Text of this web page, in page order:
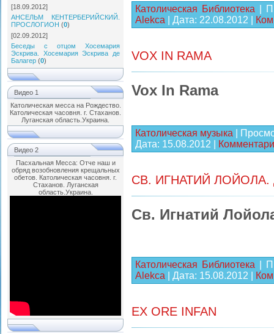
[18.09.2012]
АНСЕЛЬМ КЕНТЕРБЕРИЙСКИЙ.
ПРОСЛОГИОН (0)
[02.09.2012]
Беседы с отцом Хосемария
Эскрива. Хосемария Эскрива де
Балагер (0)
Видео 1
Католическая месса на Рождество.
Католическая часовня. г. Стаханов.
Луганская область.Украина.
Видео 2
Пасхальная Месса: Отче наш и
обряд возобновления крещальных
обетов. Католическая часовня. г.
Стаханов. Луганская
область.Украина.
Католическая Библиотека |
Alekca | Дата: 22.08.2012
VOX IN RAMA
Vox In Rama
Католическая музыка |
Дата: 15.08.2012
СВ. ИГНАТИЙ
Св. Игнатий
Католическая Библиотека |
Alekca | Дата: 15.08.2012
EX ORE INFAN